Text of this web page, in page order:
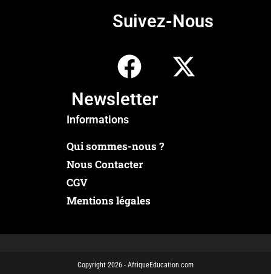
Suivez-Nous
Newsletter
Informations
Qui sommes-nous ?
Nous Contacter
CGV
Mentions légales
Copyright 2026 - AfriqueEducation.com